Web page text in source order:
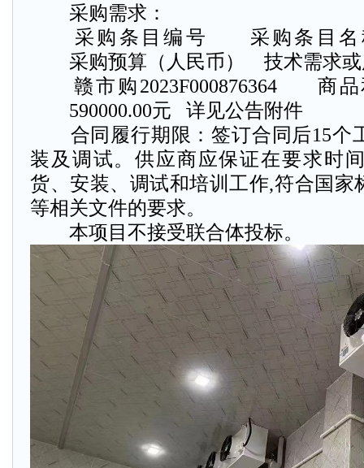
采购需求：
采购条目编号
采购条目
采购预算（人民币）
技术需求
赣市购2023F000876364
商
590000.00元
详见公告附件
合同履行期限：签订合同后15个
装及调试。供应商应保证在要求时
货、安装、调试和培训工作,符合国家
等相关文件的要求。
本项目不接受联合体投标。